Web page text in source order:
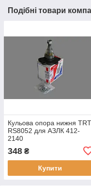
Подібні товари
Кульова опора нижня TRT
RS8052 для АЗЛК 412-
2140
348 ₴
Купити